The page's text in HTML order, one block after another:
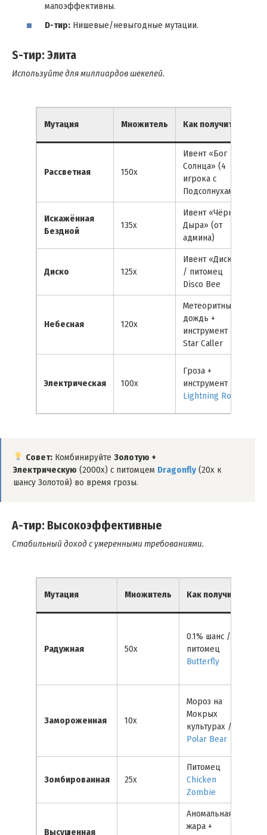
малоэффективны.
D-тир: Нишевые/невыгодные мутации.
S-тир: Элита
Используйте для миллиардов шекелей.
Мутация Множитель Как получить
Рассветная 150x
Ивент «Бог
Солнца» (4
игрока с
Подсолнухами)
Искажённая
Бездной
135x
Ивент «Чёрная
Дыра» (от
админа)
Диско 125x
Ивент «Диско»
/ питомец
Disco Bee
Небесная 120x
Метеоритный
дождь +
инструмент
Star Caller
Электрическая 100x
Гроза +
инструмент
Lightning Rod
Совет: КомбинируйтеЗолотую +
Электрическую (2000x) с питомцем Dragonfly (20x к
шансу Золотой) во время грозы.
A-тир: Высокоэффективные
Стабильный доход с умеренными требованиями.
Мутация Множитель Как получить
Радужная 50x
0.1% шанс /
питомец
Butterfly
Замороженная 10x
Мороз на
Мокрых
культурах /
Polar Bear
Зомбированная 25x
Питомец
Chicken
Zombie
Высушенная
Аномальная
жара +